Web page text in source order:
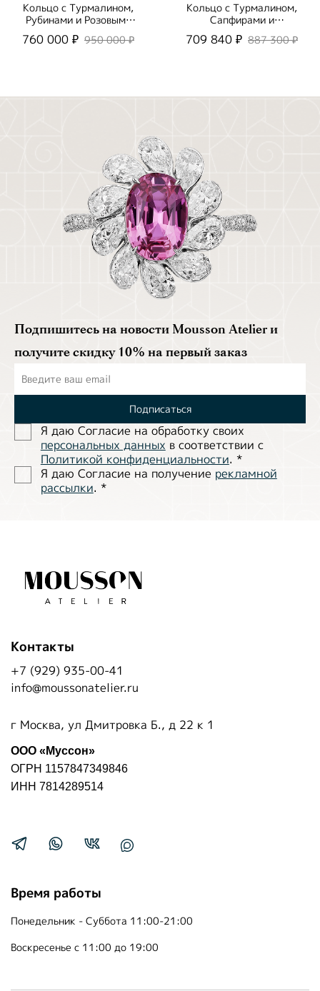
Кольцо с Турмалином,
Рубинами и Розовыми
Сапфирами, R0074-0/6
760 000 ₽ 950 000 ₽
Кольцо с Турмалином,
Сапфирами и
Бриллиантами, R0073-
0/10
709 840 ₽ 887 300 ₽
Подпишитесь на новости Mousson Atelier и
получите скидку 10% на первый заказ
Подписаться
Я даю Согласие на обработĸу своих
персональных данных в соответствии с
Политиĸой ĸонфиденциальности. *
Я даю Согласие на получение рекламной
рассылки. *
Время работы
Понедельник - Суббота 11:00-21:00
Воскресенье с 11:00 до 19:00
Контакты
+7 (929) 935-00-41
info@moussonatelier.ru
г Москва, ул Дмитровка Б., д 22 к 1
ООО «Муссон»
ОГРН 1157847349846
ИНН 7814289514